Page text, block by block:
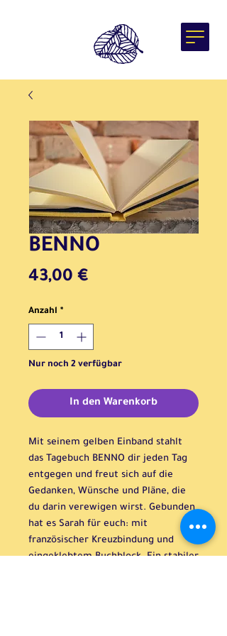
BENNO
43,00 €
Anzahl *
Nur noch 2 verfügbar
In den Warenkorb
Mit seinem gelben Einband stahlt
das Tagebuch BENNO dir jeden Tag
entgegen und freut sich auf die
Gedanken, Wünsche und Pläne, die
du darin verewigen wirst. Gebunden
hat es Sarah für euch: mit
französischer Kreuzbindung und
eingeklebtem Buchblock. Ein stabiler